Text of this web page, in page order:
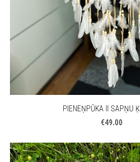
PIENEŅPŪKA II SAPŅU
€49.00